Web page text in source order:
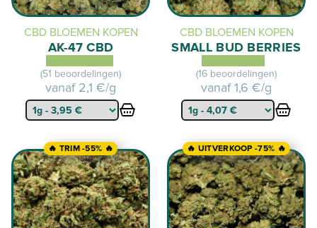
CBD BLOEMEN KOPEN
AK-47 CBD
(51 beoordelingen)
vanaf 2,1 €/g
CBD BLOEMEN KOPEN
SMALL BUD BERRIES
(16 beoordelingen)
vanaf1,6 €/g
🔥 TRIM -55% 🔥 🔥 UITVERKOOP -75% 🔥